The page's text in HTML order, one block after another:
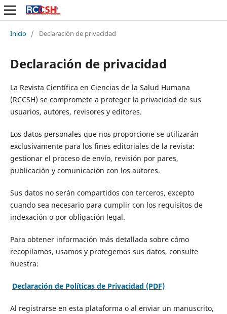
Inicio / Declaración de privacidad
Declaración de privacidad
La Revista Científica en Ciencias de la Salud Humana
(RCCSH) se compromete a proteger la privacidad de sus
usuarios, autores, revisores y editores.
Los datos personales que nos proporcione se utilizarán
exclusivamente para los fines editoriales de la revista:
gestionar el proceso de envío, revisión por pares,
publicación y comunicación con los autores.
Sus datos no serán compartidos con terceros, excepto
cuando sea necesario para cumplir con los requisitos de
indexación o por obligación legal.
Para obtener información más detallada sobre cómo
recopilamos, usamos y protegemos sus datos, consulte
nuestra:
Declaración de Políticas de Privacidad (PDF)
Al registrarse en esta plataforma o al enviar un manuscrito,